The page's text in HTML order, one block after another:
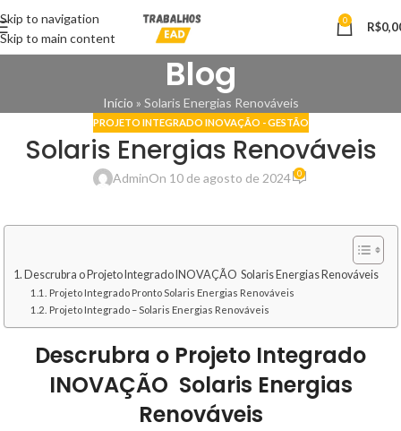
Skip to navigation
Skip to main content
0 R$
Blog
Início » Solaris Energias Renováveis
PROJETO INTEGRADO INOVAÇÃO - GESTÃO
Solaris Energias Renováveis
AdminOn 10 de agosto de 2024 0
Descrubra o Projeto Integrado INOVAÇÃO Solaris Energias Renováveis
Projeto Integrado Pronto Solaris Energias Renováveis
Projeto Integrado – Solaris Energias Renováveis
Descrubra o Projeto Integrado
INOVAÇÃO Solaris Energias
Renováveis